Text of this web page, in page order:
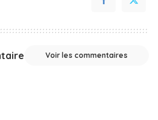
Voir les commentaires